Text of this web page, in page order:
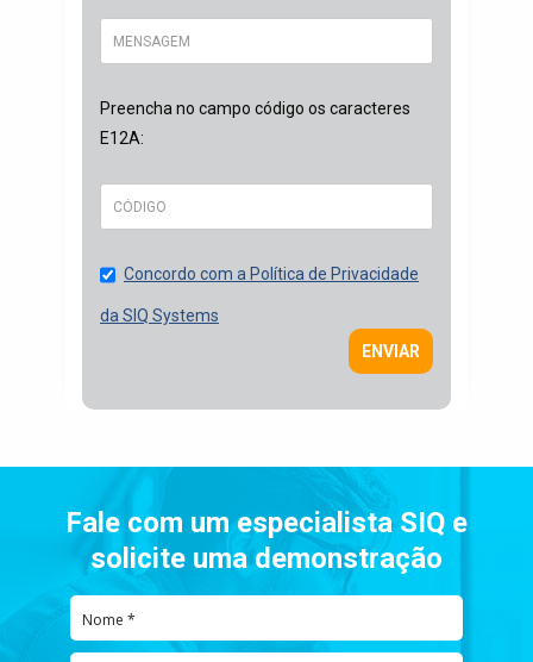
Preencha no campo código os caracteres
E12A:
Concordo com a Política de Privacidade
da SIQ Systems
Fale com um especialista SIQ e
solicite uma demonstração